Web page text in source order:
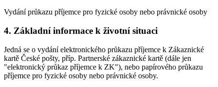
Vydání průkazu příjemce pro fyzické osoby nebo právnické osoby
4. Základní informace k životní situaci
Jedná se o vydání elektronického průkazu příjemce k Zákaznické
kartě České pošty, příp. Partnerské zákaznické kartě (dále jen
"elektronický průkaz příjemce k ZK"), nebo papírového průkazu
příjemce pro fyzické osoby nebo právnické osoby.